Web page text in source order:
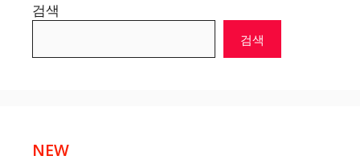
검색
검색
NEW